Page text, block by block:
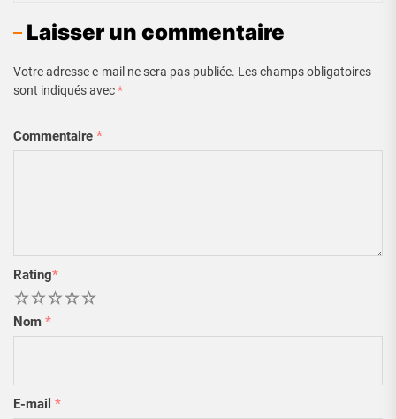
Laisser un commentaire
Votre adresse e-mail ne sera pas publiée. Les champs obligatoires
sont indiqués avec*
Commentaire *
Rating*
5
4
3
2
Nom *
E-mail *